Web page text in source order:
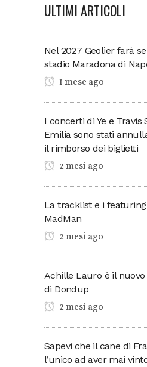
ULTIMI ARTICOLI
Nel 2027 Geolier farà
stadio Maradona di
1 mese ago
I concerti di Ye e Travis
Emilia sono stati
il rimborso dei biglietti
2 mesi ago
La tracklist e i featuring
MadMan
2 mesi ago
Achille Lauro è il
di Dondup
2 mesi ago
Sapevi che il cane di
l’unico ad aver mai